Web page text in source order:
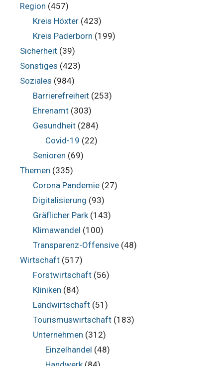
Region (457)
Kreis Höxter(423)
Kreis Paderborn (199)
Sicherheit (39)
Sonstiges (423)
Soziales (984)
Barrierefreiheit(253)
Ehrenamt(303)
Gesundheit(284)
Covid-19 (22)
Senioren (69)
Themen (335)
Corona Pandemie(27)
Digitalisierung (93)
Gräflicher Park(143)
Klimawandel (100)
Transparenz-Offensive(48)
Wirtschaft (517)
Forstwirtschaft(56)
Kliniken (84)
Landwirtschaft(51)
Tourismuswirtschaft(183)
Unternehmen (312)
Einzelhandel (48)